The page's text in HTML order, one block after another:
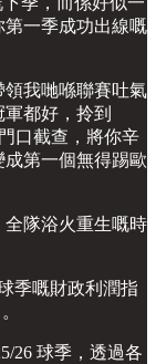
一季成功出線嘅
領我哋喺聯賽吐氣
都好，拎到
口截查，將你辛
第一個無得踢歐
隊浴火重生嘅時
季嘅財政利潤指
26 球季，透過各